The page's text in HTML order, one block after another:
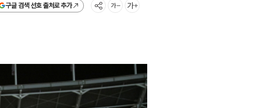
구글 검색 선호 출처로 추가